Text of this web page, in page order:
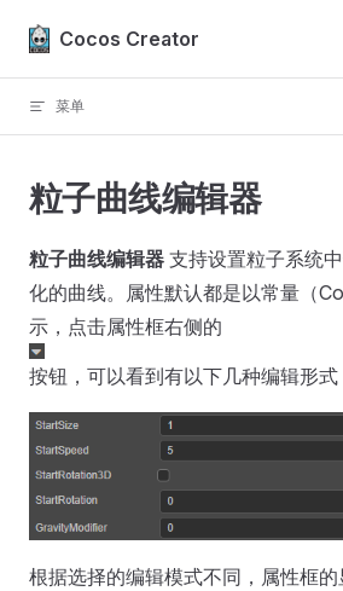
Skip to content
Cocos Creator
菜单
粒子曲线编辑器
粒子曲线编辑器 支持设置粒子系统
化的曲线。属性默认都是以常量（
示，点击属性框右侧的
按钮，可以看到有以下几种编辑形式
根据选择的编辑模式不同，属性框